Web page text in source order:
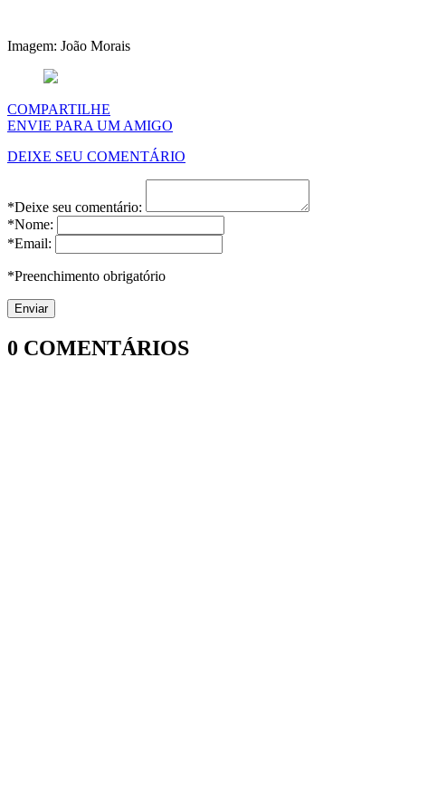
Imagem: João Morais
COMPARTILHE
ENVIE PARA UM AMIGO
DEIXE SEU COMENTÁRIO
*Deixe seu comentário:
*Nome:
*Email:
*Preenchimento obrigatório
0 COMENTÁRIOS